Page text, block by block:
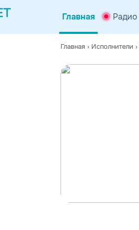
Главная Радио
Главная › Исполнители ›